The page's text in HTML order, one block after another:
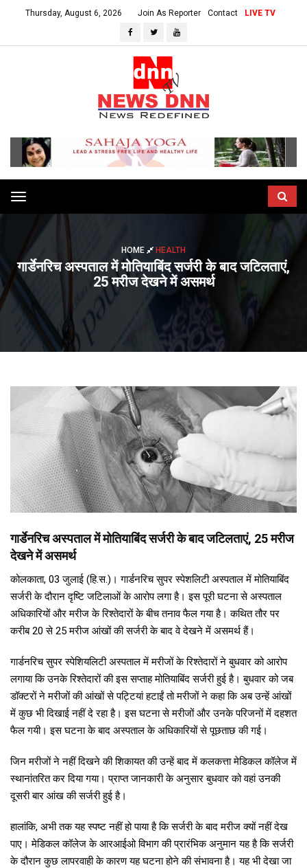
Thursday, August 6, 2026 Join As Reporter Contact LIVE TV
Toggle
navigation
HOME HEALTH
गार्डेनरिच अस्पताल में मोतियाबिंद सर्जरी के बाद जटिलताएं,
25 मरीज देखने में असमर्थ
गार्डेनरिच अस्पताल में मोतियाबिंद सर्जरी के बाद जटिलताएं, 25 मरीज
देखने में असमर्थ
कोलकाता, 03 जुलाई (हि.स.)। गार्डनरिच सुपर स्पेशलिटी अस्पताल में मोतियाबिंद
सर्जरी के दौरान दृष्टि जटिलाओं के आरोप लगा है। इस पूरी घटना से अस्पताल
अधिकारियों और मरीज के रिश्तेदारों के बीच तनाव फैल गया है। कथित तौर पर
करीब 20 से 25 मरीज आंखों की सर्जरी के बाद वे देखने में असमर्थ हैं।
गार्डनरिच सुपर स्पेशियलिटी अस्पताल में मरीजों के रिश्तेदारों ने बुधवार को आरोप
लगाया कि उनके रिश्तेदारों की इस सप्ताह मोतियाबिंद सर्जरी हुई है। बुधवार को जब
डॉक्टरों ने मरीजों की आंखों से पट्टियां हटाईं तो मरीजों ने कहा कि अब उन्हें आंखों
में कुछ भी दिखाई नहीं दे रहा है। इस घटना से मरीजों और उनके परिजनों में दहशत
फैल गयी। इस घटना के बाद अस्पताल के अधिकारियों से पूछताछ की गई।
जिन मरीजों ने नहीं दिखने की शिकायत की उन्हें बाद में कलकत्ता मेडिकल कॉलेज में
स्थानांतरित कर दिया गया। प्राप्त जानकारी के अनुसार बुधवार को वहां उनकी
दूसरी बार आंख की सर्जरी हुई है।
हालांकि, अभी तक यह स्पष्ट नहीं हो पाया है कि सर्जरी के बाद मरीज क्यों नहीं देख
पाए। मेडिकल कॉलेज के आरआईओ विभाग की प्रारंभिक अनुमान यह है कि सर्जरी
के दौरान कुछ लापरवाही के कारण यह घटना होने की संभावना है। यह भी देखा जा